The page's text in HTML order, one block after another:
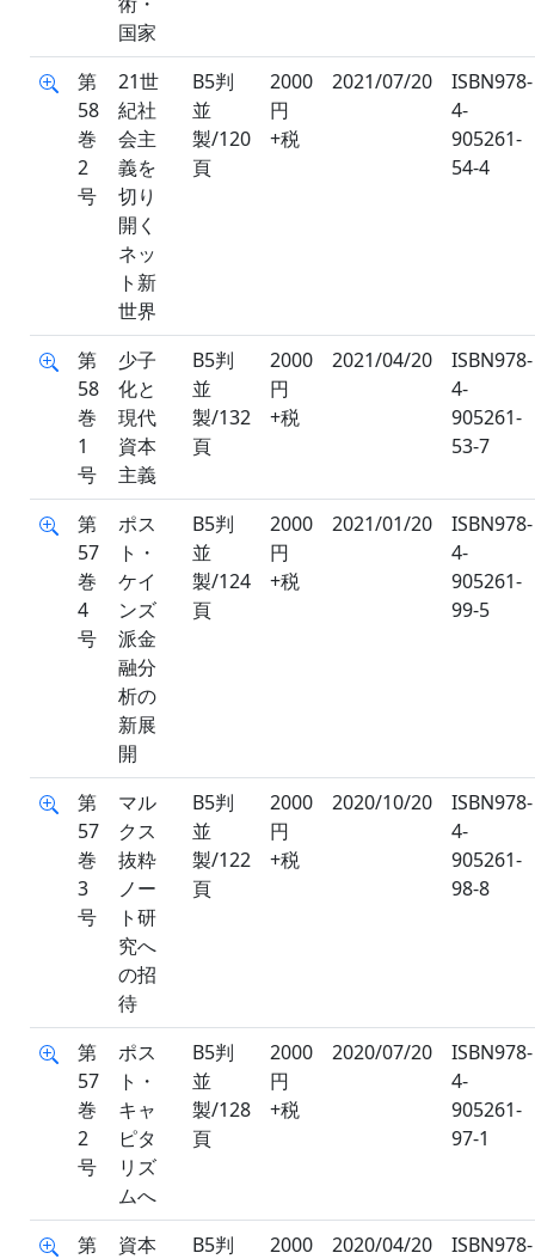
国家
第
58
巻
2
号
21世
紀社
会主
義を
切り
開く
ネッ
ト新
世界
B5判
並
製/120
頁
2000
円
+税
2021/07/20
ISBN978-
4-
905261-
54-4
第
58
巻
1
号
少子
化と
現代
資本
主義
B5判
並
製/132
頁
2000
円
+税
2021/04/20
ISBN978-
4-
905261-
53-7
第
57
巻
4
号
ポス
ト・
ケイ
ンズ
派金
融分
析の
新展
開
B5判
並
製/124
頁
2000
円
+税
2021/01/20
ISBN978-
4-
905261-
99-5
第
57
巻
3
号
マル
クス
抜粋
ノー
ト研
究へ
の招
待
B5判
並
製/122
頁
2000
円
+税
2020/10/20
ISBN978-
4-
905261-
98-8
第
57
巻
2
号
ポス
ト・
キャ
ピタ
リズ
ムへ
B5判
並
製/128
頁
2000
円
+税
2020/07/20
ISBN978-
4-
905261-
97-1
第
資本
B5判
2000
2020/04/20
ISBN978-